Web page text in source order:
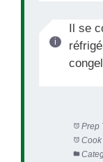
Il se
Prep
Cook